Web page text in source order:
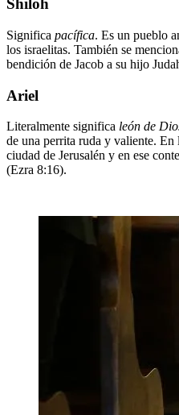
Shiloh
Significa pacífica. Es un pueblo
los israelitas. También se
bendición de Jacob a su hijo
Ariel
Literalmente significa león de
de una perrita ruda y valiente.
ciudad de Jerusalén y en ese
(Ezra 8:16).